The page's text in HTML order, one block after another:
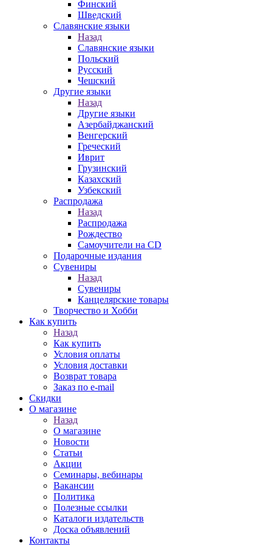
Финский
Шведский
Славянские языки
Назад
Славянские языки
Польский
Русский
Чешский
Другие языки
Назад
Другие языки
Азербайджанский
Венгерский
Греческий
Иврит
Грузинский
Казахский
Узбекский
Распродажа
Назад
Распродажа
Рождество
Самоучители на CD
Подарочные издания
Сувениры
Назад
Сувениры
Канцелярские товары
Творчество и Хобби
Как купить
Назад
Как купить
Условия оплаты
Условия доставки
Возврат товара
Заказ по e-mail
Скидки
О магазине
Назад
О магазине
Новости
Статьи
Акции
Семинары, вебинары
Вакансии
Политика
Полезные ссылки
Каталоги издательств
Доска объявлений
Контакты